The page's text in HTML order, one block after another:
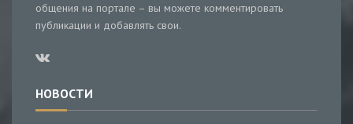
общения на портале – вы можете комментировать
публикации и добавлять свои.
НОВОСТИ